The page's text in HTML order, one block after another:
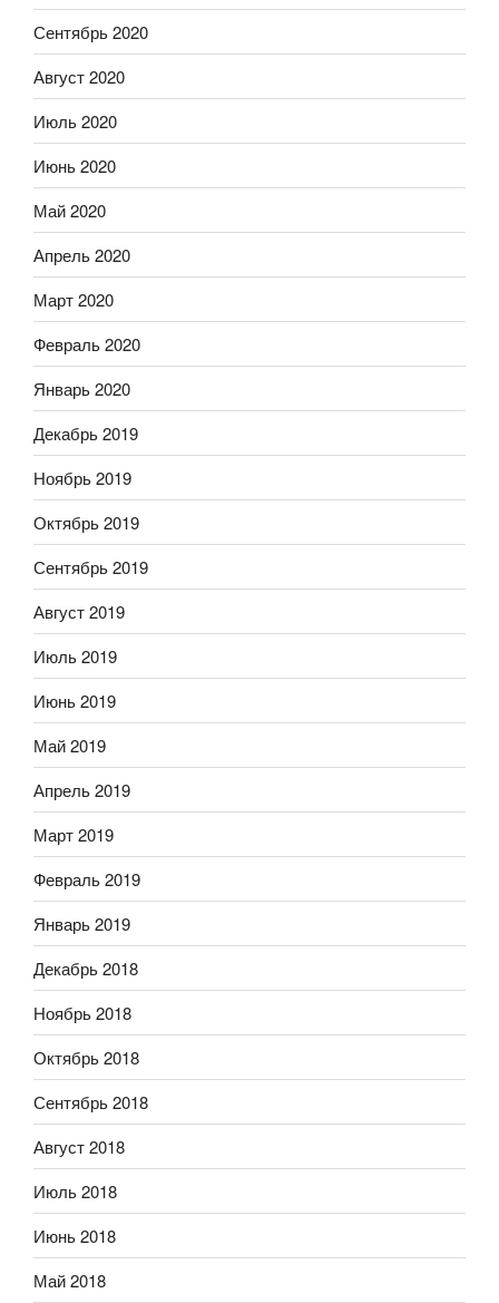
Сентябрь 2020
Август 2020
Июль 2020
Июнь 2020
Май 2020
Апрель 2020
Март 2020
Февраль 2020
Январь 2020
Декабрь 2019
Ноябрь 2019
Октябрь 2019
Сентябрь 2019
Август 2019
Июль 2019
Июнь 2019
Май 2019
Апрель 2019
Март 2019
Февраль 2019
Январь 2019
Декабрь 2018
Ноябрь 2018
Октябрь 2018
Сентябрь 2018
Август 2018
Июль 2018
Июнь 2018
Май 2018